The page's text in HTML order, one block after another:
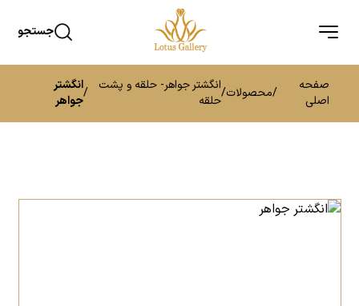
جستجو
صفحه
اصلی
/محصولات/انگشتر جواهر- حلقه و پشت
حلقه
/انگشتر
جواهر